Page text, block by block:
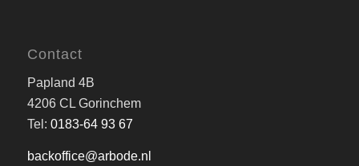
Contact
Papland 4B
4206 CL Gorinchem
Tel: 0183-64 93 67
backoffice@arbode.nl